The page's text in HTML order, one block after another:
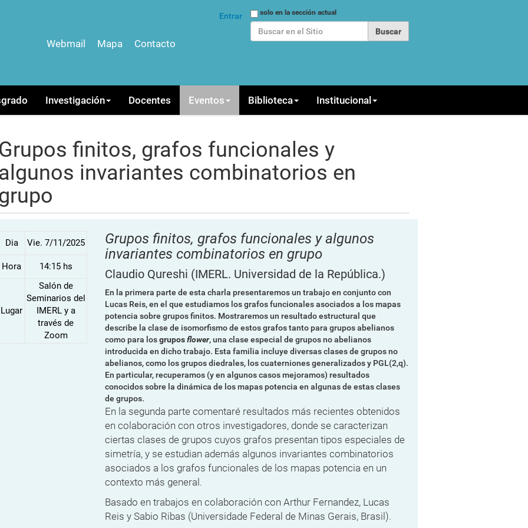
Buscarsolo en la sección actual
Entrar
Webmail Mapa Contacto
Investigación Docentes Eventos Biblioteca Institucional
finitos, grafos funcionales y
invariantes combinatorios en
Dia Vie. 7/11/2025
Hora 14:15 hs
Lugar
Salón de
Seminarios del
IMERL y a
través de
Zoom
Grupos finitos, grafos funcionales y algunos
invariantes combinatorios en grupo
Claudio Qureshi (IMERL. Universidad de la República.)
En la primera parte de esta charla presentaremos un trabajo en conjunto con
Lucas Reis, en el que estudiamos los grafos funcionales asociados a los mapas
potencia sobre grupos finitos. Mostraremos un resultado estructural que
describe la clase de isomorfismo de estos grafos tanto para grupos abelianos
como para los grupos flower, una clase especial de grupos no abelianos
introducida en dicho trabajo. Esta familia incluye diversas clases de grupos no
abelianos, como los grupos diedrales, los cuaterniones generalizados y PGL(2,q).
En particular, recuperamos (y en algunos casos mejoramos) resultados
conocidos sobre la dinámica de los mapas potencia en algunas de estas clases
de grupos.
En la segunda parte comentaré resultados más recientes obtenidos
en colaboración con otros investigadores, donde se caracterizan
ciertas clases de grupos cuyos grafos presentan tipos especiales de
simetría, y se estudian además algunos invariantes combinatorios
asociados a los grafos funcionales de los mapas potencia en un
contexto más general.
Basado en trabajos en colaboración con Arthur Fernandez, Lucas
Reis y Sabio Ribas (Universidade Federal de Minas Gerais, Brasil).